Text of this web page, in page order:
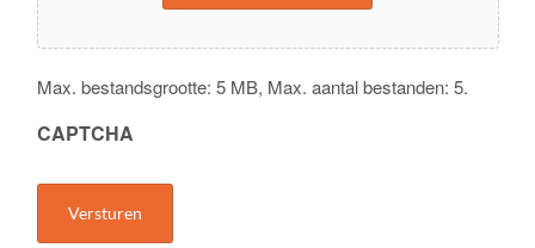
Max. bestandsgrootte: 5 MB, Max. aantal bestanden: 5.
CAPTCHA